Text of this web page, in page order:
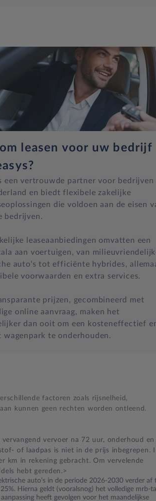
leasen voor uw bedrijf
is een vertrouwde partner voor bedrijven
en biedt flexibele zakelijke
die voldoen aan de eisen
bedrijven.
leaseaanbiedingen omvatten een
aan voertuigen, van
auto's tot efficiënte hybrides,
voorwaarden en extra services.
prijzen, gecombineerd met
online aanvraag, maken het
dan ooit om een kosteneffectief
te onderhouden.
factoren zoals rijsnelheid,
kunnen geen rechten worden ontleend.
vervoer na 72 uur, onderhoud en
of laadpas is niet in de prijs inbegrepen.
km in rekening gebracht. Om vervelende
hebt gereden.>
auto’s in de periode 2026-2030 verder af
Hierna geldt (vooralsnog) het volledige mrb-
heeft gevolgen voor het maandelijkse